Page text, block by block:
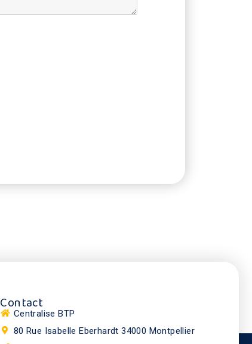
Contact
Centralise BTP
80 Rue Isabelle Eberhardt 34000 Montpellier